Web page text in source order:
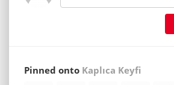
Pinned onto Kaplıca Keyfi